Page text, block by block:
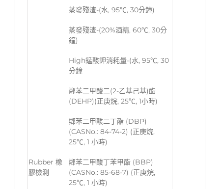
Rubber 橡
膠檢測
蒸發殘渣-(水, 95℃, 30分鐘)
蒸發殘渣-(20%酒精, 60℃, 30分
鐘)
High錳酸鉀消耗量-(水, 95℃, 30
分鐘
鄰苯二甲酸二(2-乙基己基)酯
(DEHP)(正庚烷, 25℃, 1小時)
鄰苯二甲酸二丁酯 (DBP)
(CASNo.: 84-74-2) (正庚烷,
25℃, 1 小時)
鄰苯二甲酸丁苯甲酯 (BBP)
(CASNo.: 85-68-7) (正庚烷,
25℃, 1 小時)